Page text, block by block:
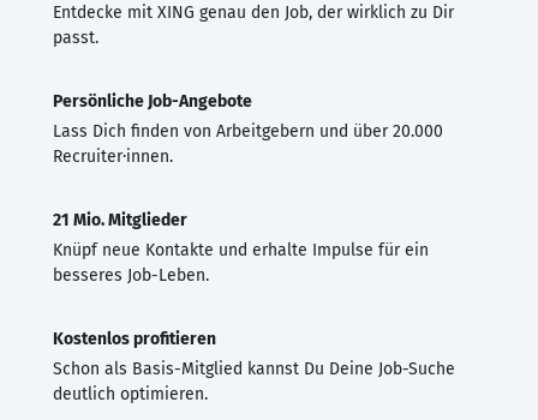
Entdecke mit XING genau den Job, der wirklich zu Dir
passt.
Persönliche Job-Angebote
Lass Dich finden von Arbeitgebern und über 20.000
Recruiter·innen.
21 Mio. Mitglieder
Knüpf neue Kontakte und erhalte Impulse für ein
besseres Job-Leben.
Kostenlos profitieren
Schon als Basis-Mitglied kannst Du Deine Job-Suche
deutlich optimieren.